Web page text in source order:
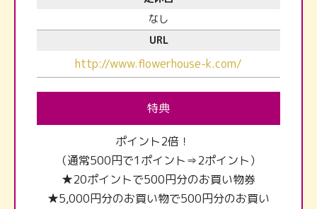
なし
URL
http://www.flowerhouse-k.com/
特典
ポイント2倍！
（通常500円で1ポイント⇒2ポイント）
★20ポイントで500円分のお買い物券
★5,000円分のお買い物で500円分のお買い